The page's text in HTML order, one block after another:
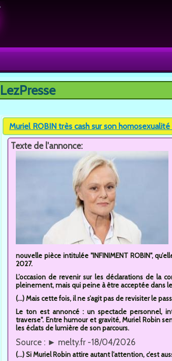
êtes ici
LezPresse
Muriel ROBIN très cash sur son homosexualité
Texte de l'annonce:
nouvelle pièce intitulée "INFINIMENT ROBIN",
2027.
L’occasion de revenir sur les déclarations de la
pleinement, mais qui peine à être acceptée dans
(...) Mais cette fois, il ne s’agit pas de revisiter le
Le ton est annoncé : un spectacle personnel,
traverse". Entre humour et gravité, Muriel Robin
les éclats de lumière de son parcours.
Source : ► melty.fr -18/04/2026
(...) Si Muriel Robin attire autant l’attention, c’est